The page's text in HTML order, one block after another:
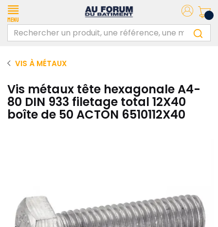
Menu
VIS À MÉTAUX
Vis métaux tête hexagonale A4-
80 DIN 933 filetage total 12X40
boîte de 50 ACTON 6510112X40